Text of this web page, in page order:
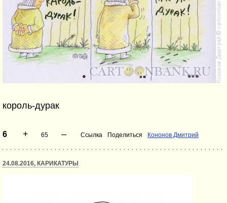
король-дурак
6 + 65 – Ссылка Поделиться Кононов Дмитрий
24.08.2016, КАРИКАТУРЫ